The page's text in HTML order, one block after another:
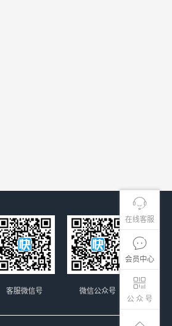
在线客服
会员中心
公 众 号
微信公众号
客服微信号